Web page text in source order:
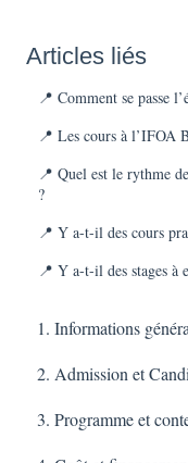
Articles liés
📍 Comment se passe
📍 Les cours à l’IFOA
📍 Quel est le rythme
?
📍 Y a-t-il des cours
📍 Y a-t-il des stages à
1. Informations
2. Admission et
3. Programme et